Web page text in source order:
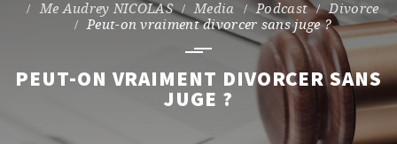
Me Audrey NICOLAS
Media Podcast
Divorce
Peut-on vraiment divorcer sans juge ?
PEUT-ON VRAIMENT DIVORCER SANS
JUGE ?